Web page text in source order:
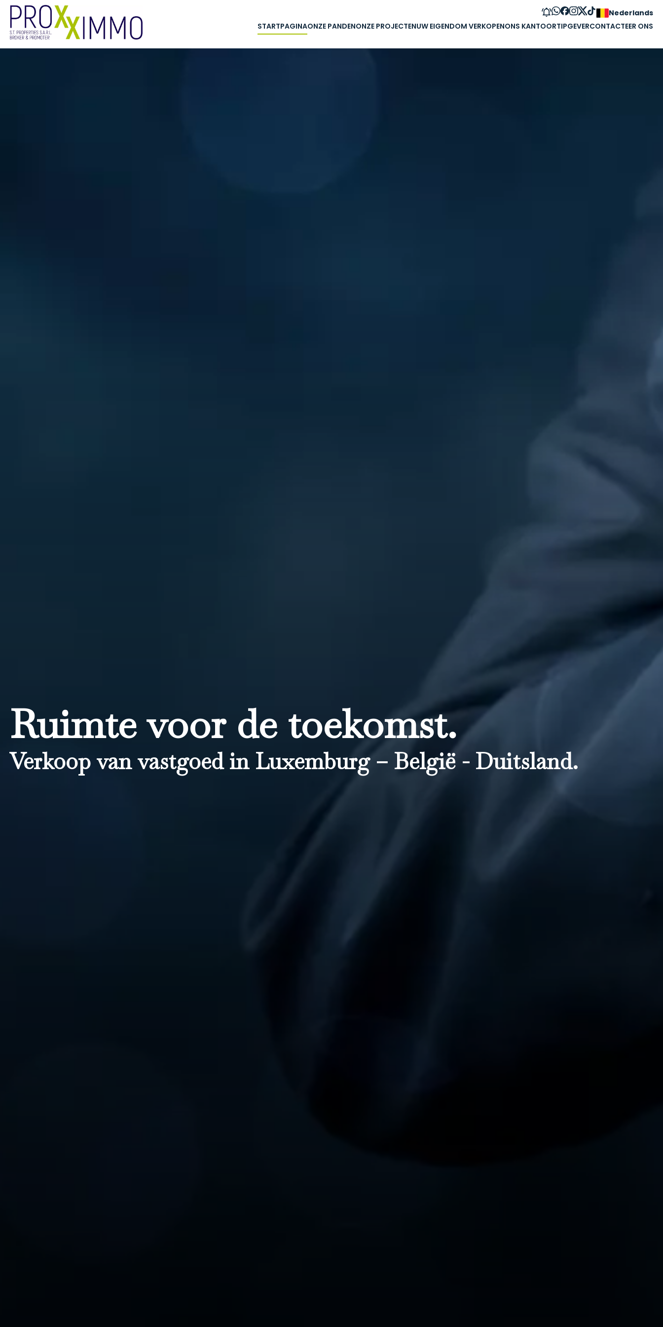
Nederlands
STARTPAGINAONZE PANDENONZE PROJECTENUW EIGENDOM VERKOPENONS KANTOORTIPGEVERCONTACTEER ONS
Ruimte voor de toekomst.
Verkoop van vastgoed in Luxemburg – België - Duitsland.